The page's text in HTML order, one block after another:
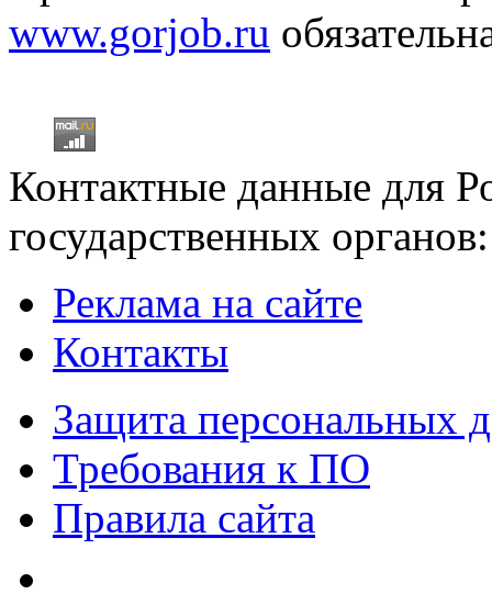
www.gorjob.ru
Контактные данные для
государственных
Реклама на сайте
Контакты
Защита персональных
Требования к ПО
Правила сайта